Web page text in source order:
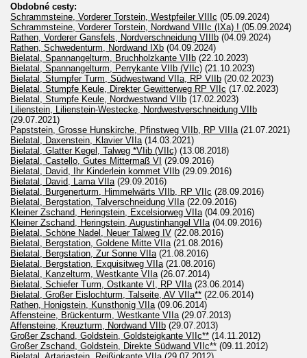
Obdobné cesty:
Schrammsteine, Vorderer Torstein, Westpfeiler VIIIc (05.09.2024)
Schrammsteine, Vorderer Torstein, Nordwand VIIIc (IXa) ! (05.09.2024)
Rathen, Vorderer Gansfels, Nordverschneidung VIIIb (04.09.2024)
Rathen, Schwedenturm, Nordwand IXb (04.09.2024)
Bielatal, Spannangelturm, Bruchholzkante VIIb (22.10.2023)
Bielatal, Spannangelturm, Perrykante VIIb (VIIc) (21.10.2023)
Bielatal, Stumpfer Turm, Südwestwand VIIa, RP VIIb (20.02.2023)
Bielatal, Stumpfe Keule, Direkter Gewitterweg RP VIIc (17.02.2023)
Bielatal, Stumpfe Keule, Nordwestwand VIIb (17.02.2023)
Lilienstein, Lilienstein-Westecke, Nordwestverschneidung VIIb
(29.07.2021)
Papststein, Grosse Hunskirche, Pfinstweg VIIb, RP VIIIa (21.07.2021)
Bielatal, Daxenstein, Klavier VIIa (14.03.2021)
Bielatal, Glatter Kegel, Talweg *VIib (VIIc) (13.08.2018)
Bielatal, Castello, Gutes Mittermaß VI (29.09.2016)
Bielatal, David, Ihr Kinderlein kommet VIIb (29.09.2016)
Bielatal, David, Lama VIIa (29.09.2016)
Bielatal, Burgenerturm, Himmelwärts VIIb, RP VIIc (28.09.2016)
Bielatal, Bergstation, Talverschneidung VIIa (22.09.2016)
Kleiner Zschand, Heringstein, Excelsiorweg VIIa (04.09.2016)
Kleiner Zschand, Heringstein, Augustinhangel VIIa (04.09.2016)
Bielatal, Schöne Nadel, Neuer Talweg IV (22.08.2016)
Bielatal, Bergstation, Goldene Mitte VIIa (21.08.2016)
Bielatal, Bergstation, Zur Sonne VIIa (21.08.2016)
Bielatal, Bergstation, Exquisitweg VIIa (21.08.2016)
Bielatal, Kanzelturm, Westkante VIIa (26.07.2014)
Bielatal, Schiefer Turm, Ostkante VI, RP VIIa (23.06.2014)
Bielatal, Großer Eislochturm, Talseite, AV VIIa** (22.06.2014)
Rathen, Honigstein, Kunsthonig VIIa (09.06.2014)
Affensteine, Brückenturm, Westkante VIIa (29.07.2013)
Affensteine, Kreuzturm, Nordwand VIIb (29.07.2013)
Großer Zschand, Goldstein, Goldsteigkante VIIc** (14.11.2012)
Großer Zschand, Goldstein, Direkte Südwand VIIc** (09.11.2012)